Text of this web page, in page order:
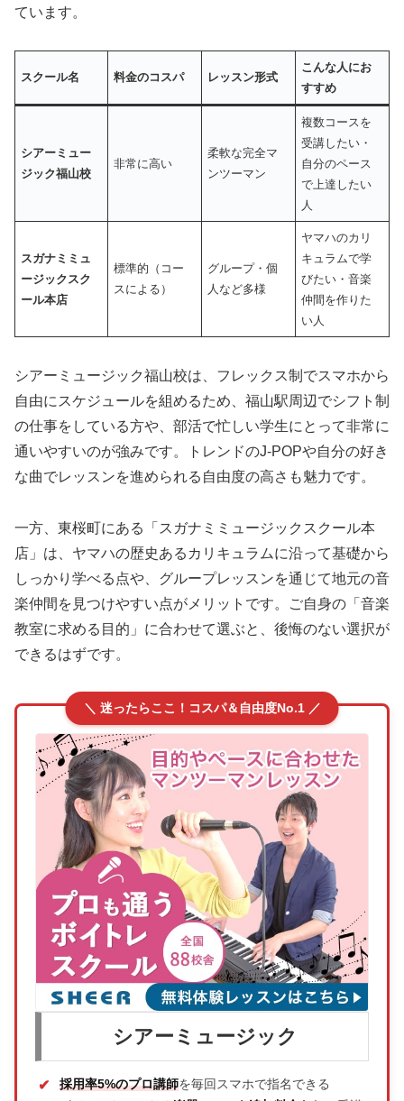
ています。
スクール名 料金のコスパ レッスン形式
こんな人にお
すすめ
シアーミュー
ジック福山校
非常に高い
柔軟な完全マ
ンツーマン
複数コースを
受講したい・
自分のペース
で上達したい
人
スガナミミュ
ージックスク
ール本店
標準的（コー
スによる）
グループ・個
人など多様
ヤマハのカリ
キュラムで学
びたい・音楽
仲間を作りた
い人
シアーミュージック福山校は、フレックス制でスマホから
自由にスケジュールを組めるため、福山駅周辺でシフト制
の仕事をしている方や、部活で忙しい学生にとって非常に
通いやすいのが強みです。トレンドのJ-POPや自分の好き
な曲でレッスンを進められる自由度の高さも魅力です。
一方、東桜町にある「スガナミミュージックスクール本
店」は、ヤマハの歴史あるカリキュラムに沿って基礎から
しっかり学べる点や、グループレッスンを通じて地元の音
楽仲間を見つけやすい点がメリットです。ご自身の「音楽
教室に求める目的」に合わせて選ぶと、後悔のない選択が
できるはずです。
＼ 迷ったらここ！コスパ＆自由度No.1 ／
シアーミュージック
採用率5%のプロ講師を毎回スマホで指名できる